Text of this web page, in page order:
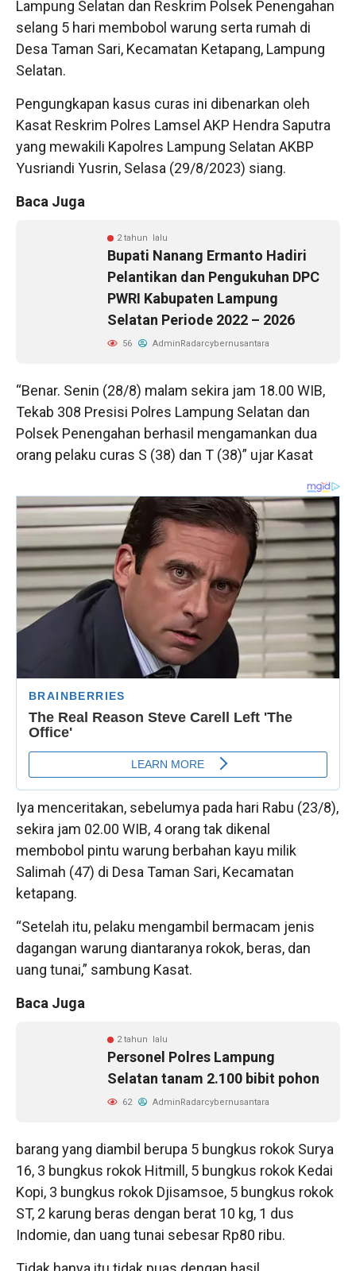
Lampung Selatan dan Reskrim Polsek Penengahan
selang 5 hari membobol warung serta rumah di
Desa Taman Sari, Kecamatan Ketapang, Lampung
Selatan.
Pengungkapan kasus curas ini dibenarkan oleh
Kasat Reskrim Polres Lamsel AKP Hendra Saputra
yang mewakili Kapolres Lampung Selatan AKBP
Yusriandi Yusrin, Selasa (29/8/2023) siang.
Baca Juga
2 tahun lalu
Bupati Nanang Ermanto Hadiri
Pelantikan dan Pengukuhan DPC
PWRI Kabupaten Lampung
Selatan Periode 2022 – 2026
56 AdminRadarcybernusantara
“Benar. Senin (28/8) malam sekira jam 18.00 WIB,
Tekab 308 Presisi Polres Lampung Selatan dan
Polsek Penengahan berhasil mengamankan dua
orang pelaku curas S (38) dan T (38)” ujar Kasat
Iya menceritakan, sebelumya pada hari Rabu (23/8),
sekira jam 02.00 WIB, 4 orang tak dikenal
membobol pintu warung berbahan kayu milik
Salimah (47) di Desa Taman Sari, Kecamatan
ketapang.
“Setelah itu, pelaku mengambil bermacam jenis
dagangan warung diantaranya rokok, beras, dan
uang tunai,” sambung Kasat.
Baca Juga
2 tahun lalu
Personel Polres Lampung
Selatan tanam 2.100 bibit pohon
62 AdminRadarcybernusantara
barang yang diambil berupa 5 bungkus rokok Surya
16, 3 bungkus rokok Hitmill, 5 bungkus rokok Kedai
Kopi, 3 bungkus rokok Djisamsoe, 5 bungkus rokok
ST, 2 karung beras dengan berat 10 kg, 1 dus
Indomie, dan uang tunai sebesar Rp80 ribu.